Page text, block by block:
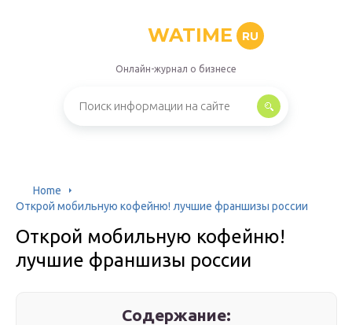
WATIME RU
Онлайн-журнал о бизнесе
Home
Открой мобильную кофейню! лучшие франшизы россии
Открой мобильную кофейню!
лучшие франшизы россии
Содержание: